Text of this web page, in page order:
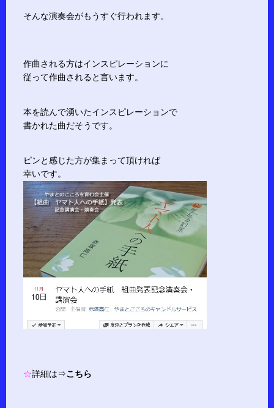
そんな演奏会がもうすぐ行われます。
作曲される方はインスピレーションに
従って作曲されると言います。
本を読んで湧いたインスピレーションで
書かれた曲だそうです。
ピンと感じた方が集まって頂ければ
幸いです。
☆詳細は⇒こちら